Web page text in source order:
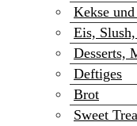
Kekse
Eis,
Desserts,
Deftiges
Brot
Sweet